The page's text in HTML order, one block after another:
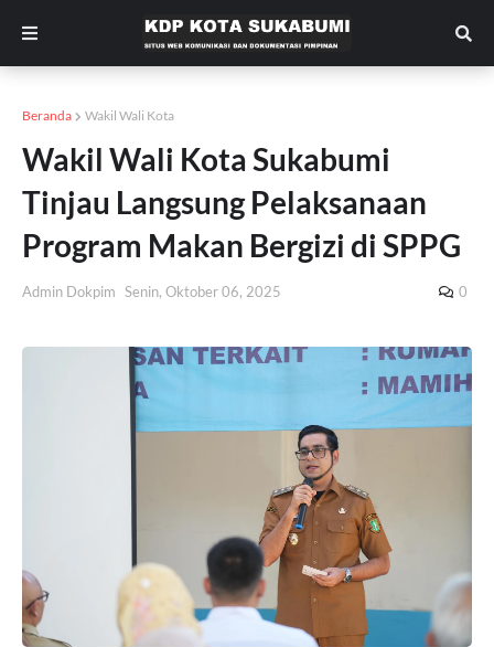
Beranda Wakil Wali Kota
Wakil Wali Kota Sukabumi
Tinjau Langsung Pelaksanaan
Program Makan Bergizi di SPPG
Admin Dokpim Senin, Oktober 06, 2025 0